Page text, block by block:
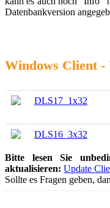
Datenbankversion
Windows Client -
DLS17_1x32
DLS16_3x32
Bitte lesen Sie
aktualisieren: Update
Sollte es Fragen geben,